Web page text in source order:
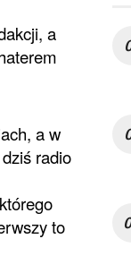
a
a w
radio
to